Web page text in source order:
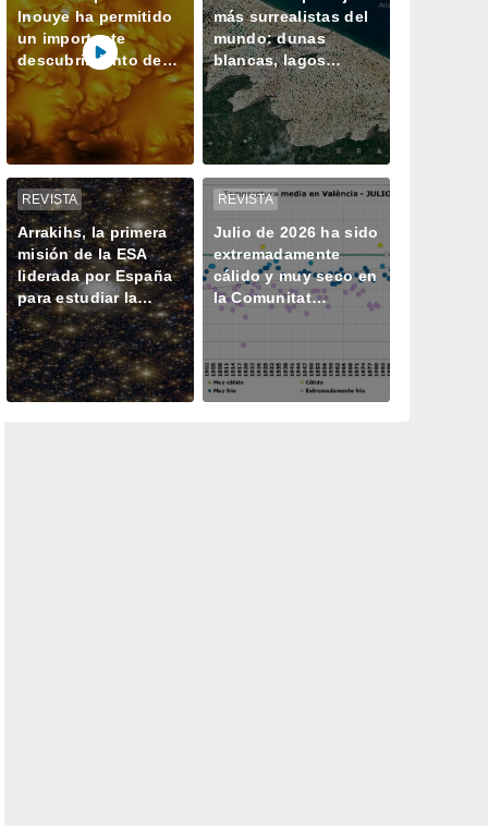
Inouye ha permitido
un importante
descubrimiento de
un proceso solar
oculto hasta ahora
más surrealistas del
mundo: dunas
blancas, lagos
azules oscuros y
verde vegetación
REVISTA
Arrakihs, la primera
misión de la ESA
liderada por España
para estudiar la
historia oculta de las
galaxias
REVISTA
Julio de 2026 ha sido
extremadamente
cálido y muy seco en
la Comunitat
Valenciana